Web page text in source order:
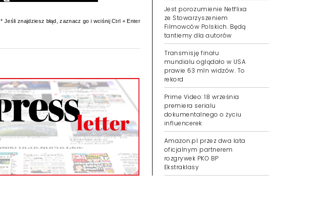
* Jeśli znajdziesz błąd, zaznacz go i wciśnij Ctrl + Enter
Jest porozumienie Netflixa
ze Stowarzyszeniem
Filmowców Polskich. Będą
tantiemy dla autorów
Transmisję finału
mundialu oglądało w USA
prawie 63 mln widzów. To
rekord
Prime Video: 18 września
premiera serialu
dokumentalnego o życiu
influencerek
Amazon.pl przez dwa lata
oficjalnym partnerem
rozgrywek PKO BP
Ekstraklasy